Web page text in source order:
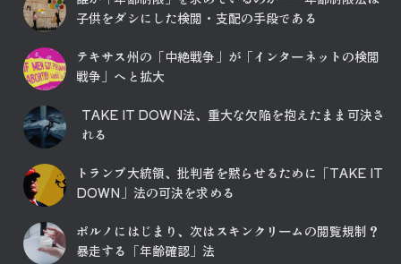
子供をダシにした検閲・支配の手段である
テキサス州の「中絶戦争」が「インターネットの検閲
戦争」へと拡大
TAKE IT DOWN法、重大な欠陥を抱えたまま可決さ
れる
トランプ大統領、批判者を黙らせるために「TAKE IT
DOWN」法の可決を求める
ポルノにはじまり、次はスキンクリームの閲覧規制？
暴走する「年齢確認」法